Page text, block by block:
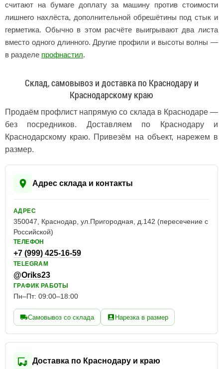
считают на бумаге доплату за машину против стоимости
лишнего нахлёста, дополнительной обрешётины под стык и
герметика. Обычно в этом расчёте выигрывают два листа
вместо одного длинного. Другие профили и высоты волны —
в разделе профнастил.
Склад, самовывоз и доставка по Краснодару и
Краснодарскому краю
Продаём профлист напрямую со склада в Краснодаре —
без посредников. Доставляем по Краснодару и
Краснодарскому краю. Привезём на объект, нарежем в
размер.
Адрес склада и контакты
АДРЕС
350047, Краснодар, ул.Пригородная, д.142 (пересечение с
Российской)
ТЕЛЕФОН
+7 (999) 425-16-59
TELEGRAM
@Oriks23
ГРАФИК РАБОТЫ
Пн–Пт: 09:00–18:00
Самовывоз со склада Нарезка в размер
Доставка по Краснодару и краю